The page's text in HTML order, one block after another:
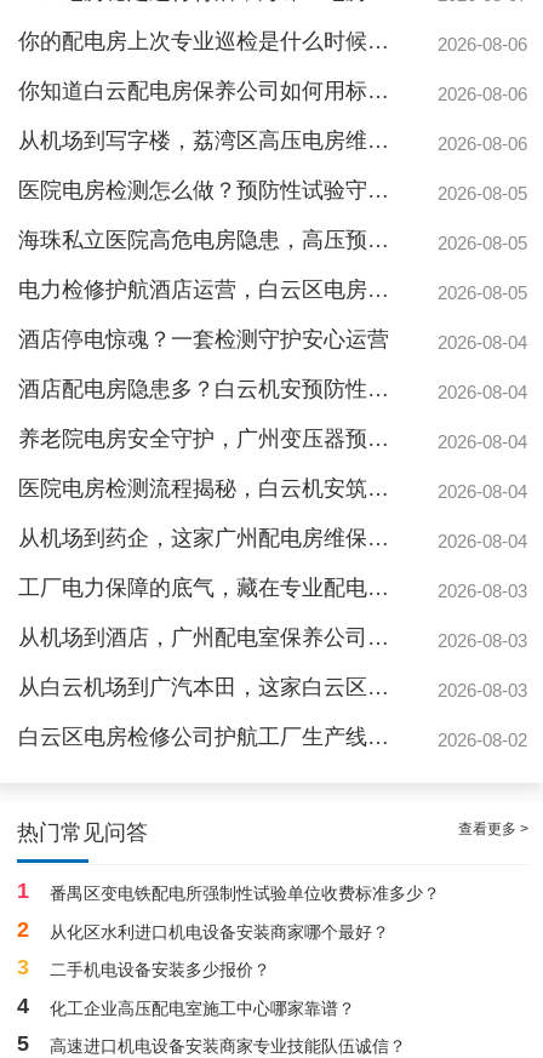
你的配电房上次专业巡检是什么时候？白云配电房巡检公司告诉你定期检测有多重要 2026-08-06
你知道白云配电房保养公司如何用标准化流程守护企业电力安全吗？ 2026-08-06
从机场到写字楼，荔湾区高压电房维保公司如何守护电力生命线 2026-08-06
医院电房检测怎么做？预防性试验守护生命线不停摆 2026-08-05
海珠私立医院高危电房隐患，高压预防性试验守护生命线 2026-08-05
电力检修护航酒店运营，白云区电房托管公司实力护航地标建筑 2026-08-05
酒店停电惊魂？一套检测守护安心运营 2026-08-04
酒店配电房隐患多？白云机安预防性检测全解析 2026-08-04
养老院电房安全守护，广州变压器预防性测验护航疏散通道 2026-08-04
医院电房检测流程揭秘，白云机安筑牢生命防线 2026-08-04
从机场到药企，这家广州配电房维保公司凭什么赢得园区信赖 2026-08-04
工厂电力保障的底气，藏在专业配电房维保公司的这些硬实力里 2026-08-03
从机场到酒店，广州配电室保养公司如何守护城市脉搏？ 2026-08-03
从白云机场到广汽本田，这家白云区电房维保公司如何护航制造企业生产线 2026-08-03
白云区电房检修公司护航工厂生产线，地标建筑信赖的电力管家 2026-08-02
热门常见问答 查看更多 >
1 番禺区变电铁配电所强制性试验单位收费标准多少？
2 从化区水利进口机电设备安装商家哪个最好？
3 二手机电设备安装多少报价？
4 化工企业高压配电室施工中心哪家靠谱？
5 高速进口机电设备安装商家专业技能队伍诚信？
白云高压配电房年度巡查服务，守护电源系统安全稳定运行
稳定且有力广州配电房巡检服务，减低缺陷状态发生几率
专家的荔湾配电房10kV检查服务，维持市场运作